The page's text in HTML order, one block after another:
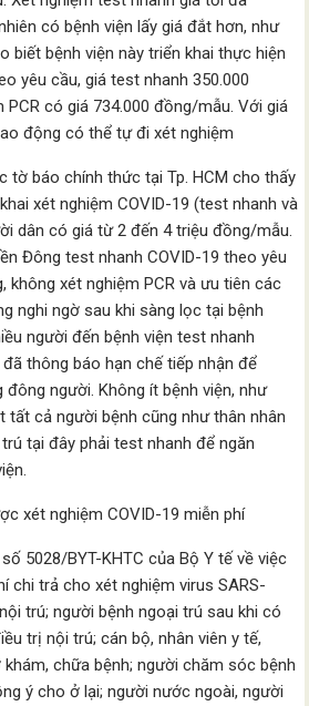
có bệnh viện lấy giá đắt hơn, như
biết bệnh viện này triển khai thực hiện
yêu cầu, giá test nhanh 350.000
có giá 734.000 đồng/mẫu. Với giá
động có thể tự đi xét nghiệm
tờ báo chính thức tại Tp. HCM cho thấy
xét nghiệm COVID-19 (test nhanh và
dân có giá từ 2 đến 4 triệu đồng/mẫu.
Đông test nhanh COVID-19 theo yêu
không xét nghiệm PCR và ưu tiên các
nghi ngờ sau khi sàng lọc tại bệnh
người đến bệnh viện test nhanh
đã thông báo hạn chế tiếp nhận để
người. Không ít bệnh viện, như
tất cả người bệnh cũng như thân nhân
tại đây phải test nhanh để ngăn
xét nghiệm COVID-19 miễn phí
5028/BYT-KHTC của Bộ Y tế về việc
chi trả cho xét nghiệm virus SARS-
trú; người bệnh ngoại trú sau khi có
trị nội trú; cán bộ, nhân viên y tế,
chữa bệnh; người chăm sóc bệnh
ý cho ở lại; người nước ngoài, người